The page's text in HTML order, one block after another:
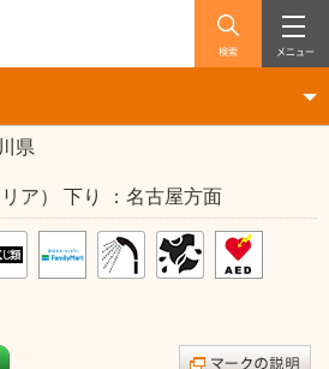
検索 メニュー
県
ア） 下り ：名古屋方面